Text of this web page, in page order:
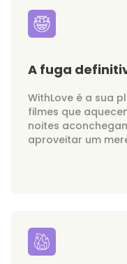
A fuga
WithLove é a sua
filmes que
noites
aproveitar um